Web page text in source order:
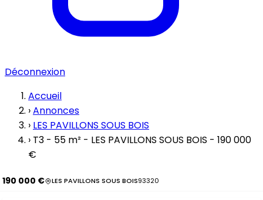
Déconnexion
Accueil
›Annonces
› LES PAVILLONS SOUS BOIS
› T3 - 55 m² - LES PAVILLONS SOUS BOIS - 190 000
€
190 000 € LES PAVILLONS SOUS BOIS93320